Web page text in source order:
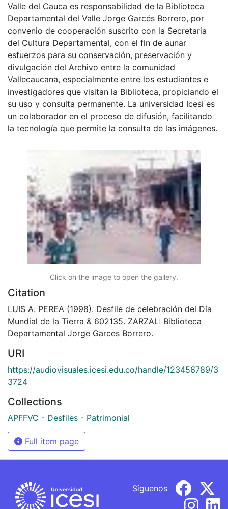
Valle del Cauca es responsabilidad de la Biblioteca
Departamental del Valle Jorge Garcés Borrero, por
convenio de cooperación suscrito con la Secretaria
del Cultura Departamental, con el fin de aunar
esfuerzos para su conservación, preservación y
divulgación del Archivo entre la comunidad
Vallecaucana, especialmente entre los estudiantes e
investigadores que visitan la Biblioteca, propiciando el
su uso y consulta permanente. La universidad Icesi es
un colaborador en el proceso de difusión, facilitando
la tecnología que permite la consulta de las imágenes.
Click on the image to open the gallery.
Citation
LUIS A. PEREA (1998). Desfile de celebración del Día
Mundial de la Tierra & 602135. ZARZAL: Biblioteca
Departamental Jorge Garces Borrero.
URI
https://audiovisuales.icesi.edu.co/handle/123456789/3
3724
Collections
APFFVC - Desfiles - Patrimonial
Full item page
Síguenos